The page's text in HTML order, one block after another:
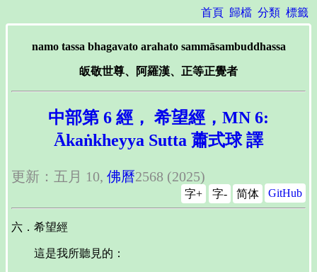
首頁 歸檔 分類 標籤
namo tassa bhagavato arahato sammāsambuddhassa
皈敬世尊、阿羅漢、正等正覺者
中部第 6 經， 希望經，MN 6:
Ākaṅkheyya Sutta 蕭式球 譯
更新：五月 10, 佛曆2568 (2025)
GitHub
简体
字+ 字-
六．希望經
這是我所聽見的：